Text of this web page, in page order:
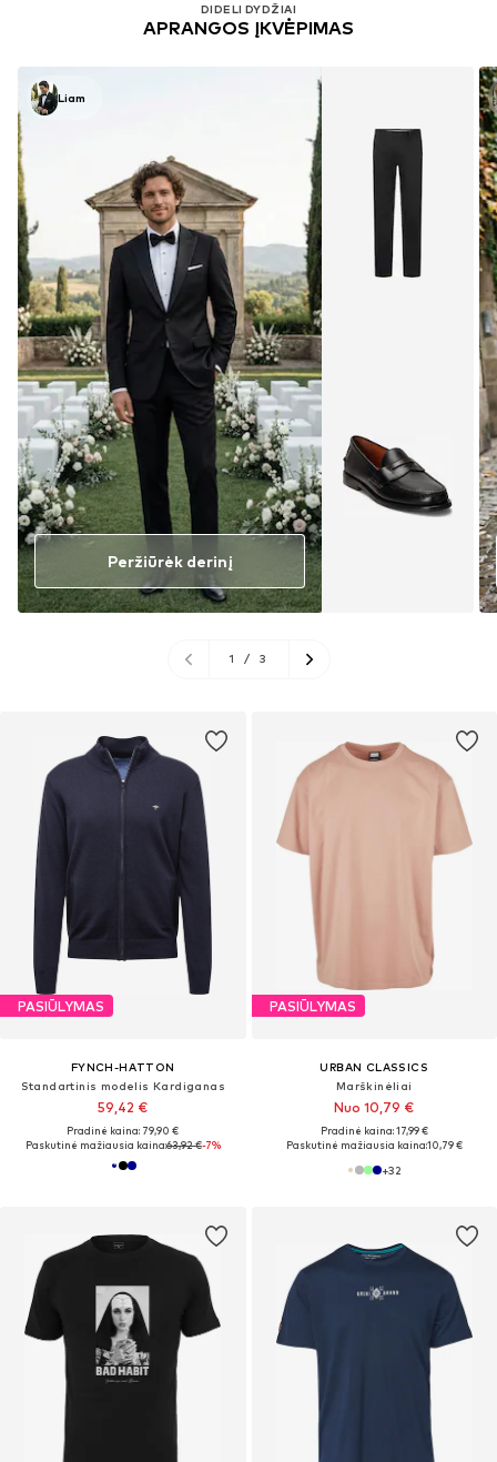
PASIŪLYMAS
FYNCH-HATTON
Standartinis modelis Kardiganas
59,42 €
Pradinė kaina: 79,90 €
Paskutinė mažiausia kaina:63,92 €-7%
DIDELI DYDŽIAI
APRANGOS ĮKVĖPIMAS
Liam
Peržiūrėk derinį
1 / 3
PASIŪLYMAS
URBAN CLASSICS
Marškinėliai
Nuo 10,79 €
Pradinė kaina: 17,99 €
Paskutinė mažiausia kaina:10,79 €
+32